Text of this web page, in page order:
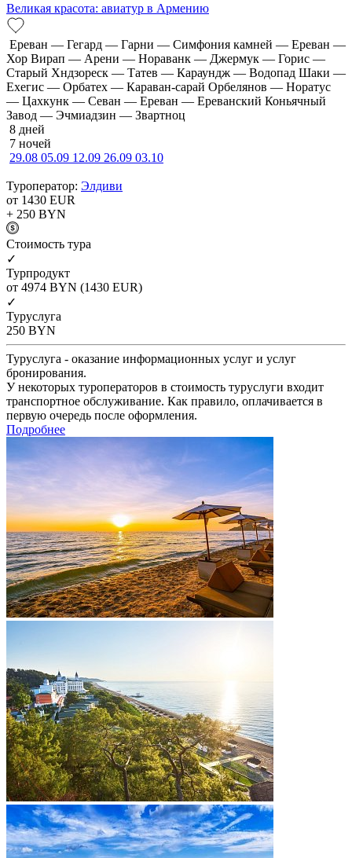
Великая красота: авиатур в Армению
Ереван — Гегард — Гарни — Симфония камней — Ереван —
Хор Вирап — Арени — Нораванк — Джермук — Горис —
Старый Хндзореск — Татев — Караундж — Водопад Шаки —
Ехегис — Орбатех — Караван-сарай Орбелянов — Норатус
— Цахкунк — Севан — Ереван — Ереванский Коньячный
Завод — Эчмиадзин — Звартноц
8 дней
7 ночей
29.08 05.09 12.09 26.09 03.10
Туроператор: Элдиви
от 1430 EUR
+ 250 BYN
Cтоимость тура
✓
Турпродукт
от 4974 BYN (1430 EUR)
✓
Туруслуга
250 BYN
Туруслуга - оказание информационных услуг и услуг
бронирования.
У некоторых туроператоров в стоимость туруслуги входит
транспортное обслуживание. Как правило, оплачивается в
первую очередь после оформления.
Подробнее